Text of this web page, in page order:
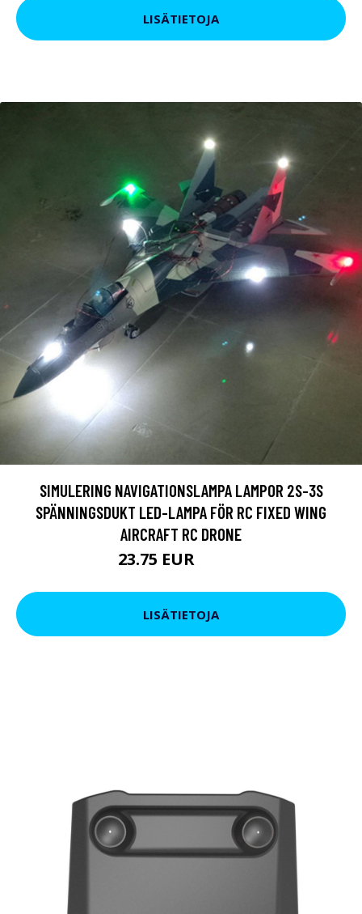
LISÄTIETOJA
SIMULERING NAVIGATIONSLAMPA LAMPOR 2S-3S
SPÄNNINGSDUKT LED-LAMPA FÖR RC FIXED WING
AIRCRAFT RC DRONE
23.75 EUR
LISÄTIETOJA